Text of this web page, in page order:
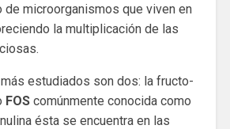
de microorganismos que viven en
la multiplicación de las
estudiados son dos: la fructo-
FOScomúnmente conocida como
ésta se encuentra en las